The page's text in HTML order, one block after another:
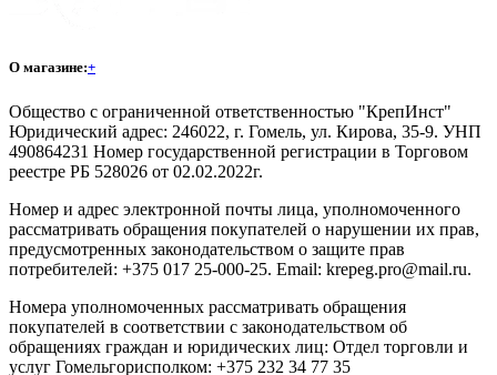
О магазине:+
Общество с ограниченной ответственностью "КрепИнст"
Юридический адрес: 246022, г. Гомель, ул. Кирова, 35-9. УНП
490864231 Номер государственной регистрации в Торговом
реестре РБ 528026 от 02.02.2022г.
Номер и адрес электронной почты лица, уполномоченного
рассматривать обращения покупателей о нарушении их прав,
предусмотренных законодательством о защите прав
потребителей: +375 017 25-000-25. Email: krepeg.pro@mail.ru.
Номера уполномоченных рассматривать обращения
покупателей в соответствии с законодательством об
обращениях граждан и юридических лиц: Отдел торговли и
услуг Гомельгорисполком: +375 232 34 77 35